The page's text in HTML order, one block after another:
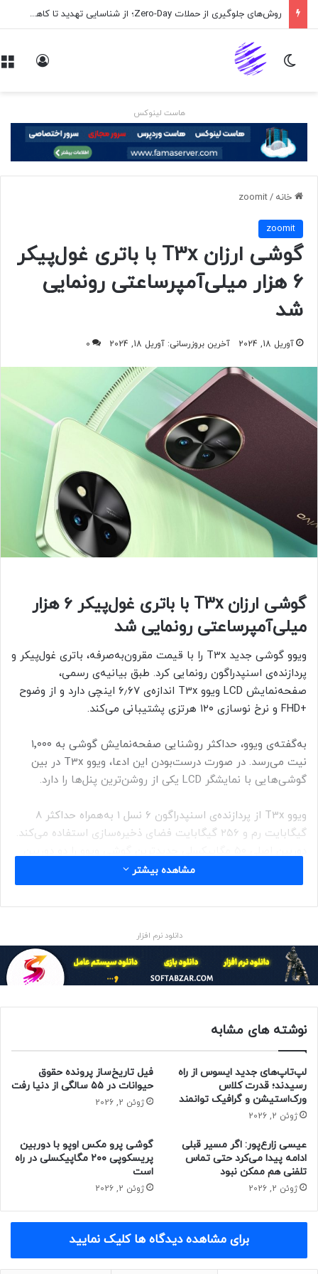
روش‌های جلوگیری از حملات Zero-Day؛ از شناسایی تهدید تا کاهش ریسک
تغییر پوسته
هاست لینوکس
خانه /
zoomit
zoomit
گوشی ارزان T3x با باتری غول‌پیکر
۶ هزار میلی‌آمپرساعتی رونمایی
شد
آوریل 18, 2024 آخرین بروزرسانی: آوریل 18, 2024 0
گوشی ارزان T3x با باتری غول‌پیکر ۶ هزار
میلی‌آمپرساعتی رونمایی شد
ویوو گوشی جدید T3x را با قیمت مقرون‌به‌صرفه، باتری غول‌پیکر و
پردازنده‌ی اسنپدراگون رونمایی کرد. طبق بیانیه‌ی رسمی،
صفحه‌نمایش LCD ویوو T3x اندازه‌ی ۶٫۶۷ اینچی دارد و از وضوح
+FHD و نرخ نوسازی ۱۲۰ هرتزی پشتیبانی می‌کند.
به‌گفته‌ی ویوو، حداکثر روشنایی صفحه‌نمایش گوشی به ۱٬۰۰۰
نیت می‌رسد. در صورت درست‌بودن این ادعا، ویوو T3x در بین
گوشی‌هایی با نمایشگر LCD یکی از روشن‌‌ترین پنل‌ها را دارد.
ویوو T3x از پردازنده‌ی اسنپدراگون ۶ نسل ۱ به‌همراه حداکثر ۸
گیگابایت رم و ۲۵۶ گیگابایت فضای ذخیره‌سازی استفاده می‌کند.
ویوو T3x از رابط کاربری Funtouch OS 14 و سیستم‌عامل اندروید
حداکثر توان ۴۴ وات شارژ می‌شود و بعد از چهار سال استفاده
حدود ۸۰ درصد ظرفیت خود را حفظ می‌کند. ویوو T3x موفق به
کسب گواهی IP64 شده است.
مقاله‌های مرتبط
۱۶۱ تا ۱۹۷ دلار متغیر است. این محصول از تاریخ ۲۴ آوریل ۲۰۲۴
(۵ اردیبهشت ۱۴۰۳) دردسترس خواهد بود.
حتما بخوانید :شرکت فاکسکان دیگر مدیرعامل ثابت ندارد
منبع : زومیت
فناوری مطالب موبایل
مشاهده بیشتر
دانلود نرم افزار
نوشته های مشابه
لپ‌تاپ‌های جدید ایسوس از راه
رسیدند؛ قدرت کلاس
ورک‌استیشن و گرافیک توانمند
ژوئن 2, 2026
فیل تاریخ‌ساز پرونده حقوق
حیوانات در ۵۵ سالگی از دنیا رفت
ژوئن 2, 2026
عیسی زارع‌پور: اگر مسیر قبلی
ادامه پیدا می‌کرد حتی تماس
تلفنی هم ممکن نبود
ژوئن 2, 2026
گوشی پرو مکس اوپو با دوربین
پریسکوپی ۲۰۰ مگاپیکسلی در راه
است
ژوئن 2, 2026
برای مشاهده دیدگاه ها کلیک نمایید